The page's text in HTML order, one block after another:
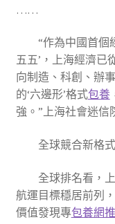
……
“作為中國首個
五五’，上海經濟已
向制造、科創、辦
的‘六邊形’格式包養
強。”上海社會迷信
全球競合新格
全球排名看，
航運目標穩居前列
價值發現專包養網